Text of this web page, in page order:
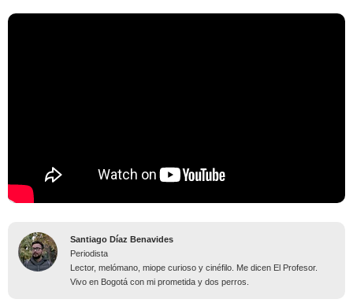
Santiago Díaz Benavides
Periodista
Lector, melómano, miope curioso y cinéfilo. Me dicen El Profesor.
Vivo en Bogotá con mi prometida y dos perros.